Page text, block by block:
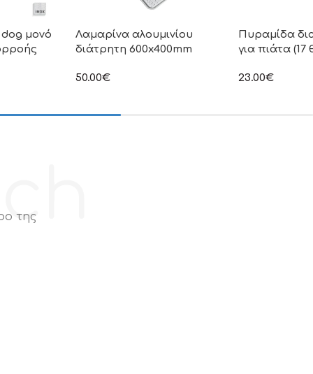
μονό
Λαμαρίνα αλουμινίου
διάτρητη 600x400mm
50.00€
Πυραμίδα
για πιάτα (17
23.00€
της